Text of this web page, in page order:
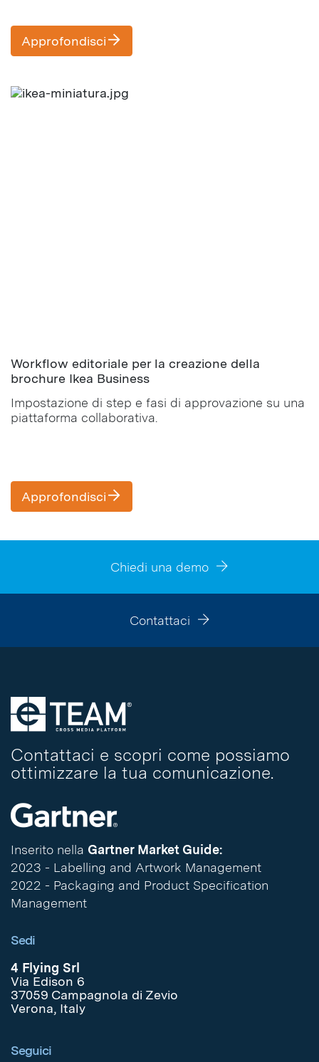
Approfondisci
Workflow editoriale per la creazione della
brochure Ikea Business
Impostazione di step e fasi di approvazione su una
piattaforma collaborativa.
Approfondisci
Contattaci
Chiedi una demo
Contattaci e scopri come possiamo
ottimizzare la tua comunicazione.
Inserito nella Gartner Market Guide:
2023 - Labelling and Artwork Management
2022 - Packaging and Product Specification
Management
Sedi
4 Flying Srl
Via Edison 6
37059 Campagnola di Zevio
Verona, Italy
Seguici